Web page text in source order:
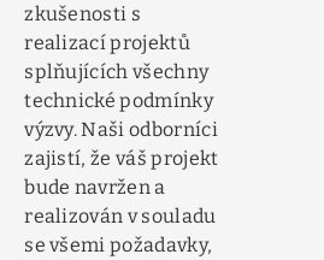
zkušenosti s
realizací projektů
splňujících všechny
technické podmínky
výzvy. Naši odborníci
zajistí, že váš projekt
bude navržen a
realizován v souladu
se všemi požadavky,